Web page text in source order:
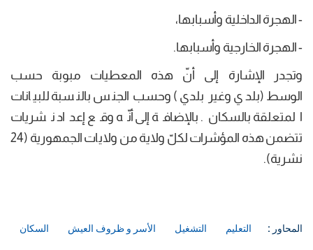
- الهجرة الداخلية وأسبابها،
- الهجرة الخارجية وأسبابها.
وتجدر الإشارة إلى أنّ هذه المعطيات مبوبة حسب
الوسط (بلدي وغير بلدي) وحسب الجنس بالنسبة للبيانات
المتعلقة بالسكان. بالإضافة إلى أنّه وقع إعداد نشريات
تتضمن هذه المؤشرات لكلّ ولاية من ولايات الجمهورية (24
نشرية).
المحاور : التعليم التشغيل الأسر و ظروف العيش السكان